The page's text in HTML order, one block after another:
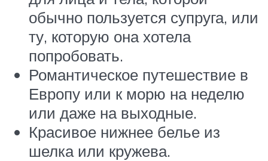
обычно пользуется супруга, или
ту, которую она хотела
попробовать.
Романтическое путешествие в
Европу или к морю на неделю
или даже на выходные.
Красивое нижнее белье из
шелка или кружева.